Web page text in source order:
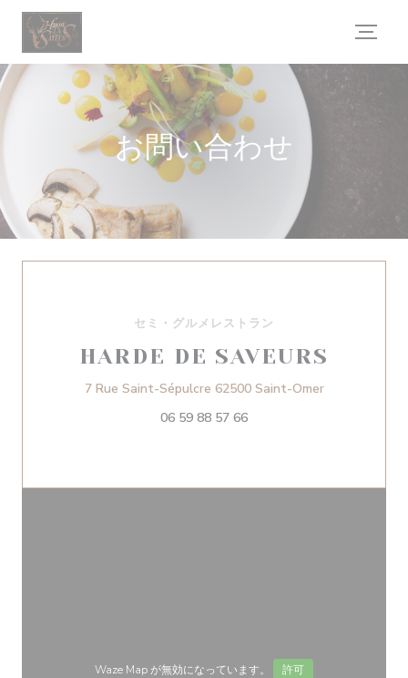
クッキー利用の管理について
お問い合わせ
セミ・グルメレストラン
HARDE DE SAVEURS
7 Rue Saint-Sépulcre 62500 Saint-Omer((新しいウィ
06 59 88 57 66
Waze Map が無効になっています。 許可